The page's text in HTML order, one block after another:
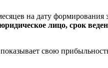
на дату формирования
лицо, срок
свою